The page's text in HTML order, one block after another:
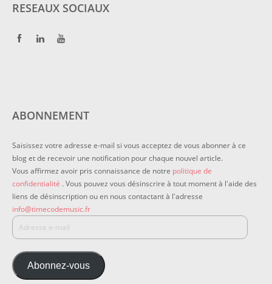
RESEAUX SOCIAUX
ABONNEMENT
Saisissez votre adresse e-mail si vous acceptez de vous abonner à ce
blog et de recevoir une notification pour chaque nouvel article.
Vous affirmez avoir pris connaissance de notre politique de
confidentialité . Vous pouvez vous désinscrire à tout moment à l'aide des
liens de désinscription ou en nous contactant à l'adresse
info@timecodemusic.fr
Abonnez-vous